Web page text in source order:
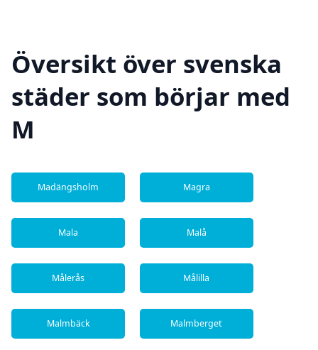
Översikt över svenska
städer som börjar med
M
Madängsholm Magra
Mala Malå
Målerås Målilla
Malmbäck Malmberget